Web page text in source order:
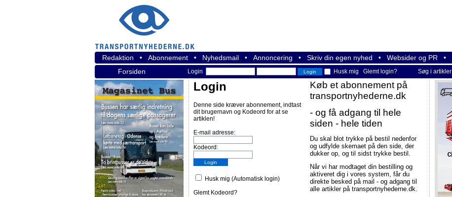
Redaktion • Abonnement • Nyhedsmail • Annoncering • Skriv din egen nyhed • Websider og PR •
Forsiden
Login Husk mig Glemt login? Søg i artikler
Login
Denne side kræver abonnement, indtast
dit brugernavn og Kodeord for at se
artiklen!
E-mail adresse:
Kodeord:
Husk mig (Automatisk login)
Glemt Kodeord?
Køb et abonnement på
transportnyhederne.dk
- og få adgang til hele
siden - hele tiden
Du skal blot trykke på bestil nedenfor
og udfylde skemaet på den side, der
dukker op, og til sidst trykke bestil.
Når vi har modtaget din bestilling og
aktiveret dig i vores system, får du
direkte besked på mail - og adgang til
alle artikler på transportnyhederne.dk.